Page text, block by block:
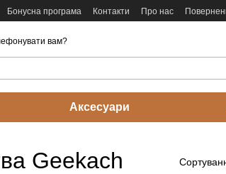
Бонусна програма Контакти Про нас
вам?
Аксесуари
Geekach